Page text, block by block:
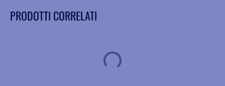
PRODOTTI CORRELATI